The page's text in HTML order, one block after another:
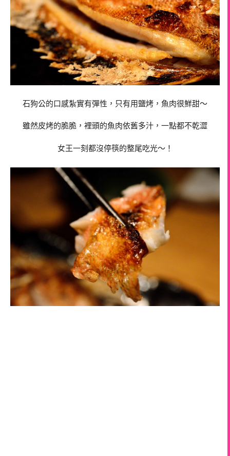
石狗公的口感紮實有彈性，只有用鹽烤，魚肉很鮮甜～
雖然皮烤的脆脆，裡頭的魚肉依舊多汁，一點都不乾澀
女王一刻都沒停筷的整尾吃光～！